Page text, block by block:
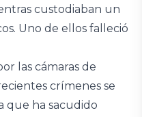
custodiaban un
Uno de ellos falleció
las cámaras de
crímenes se
que ha sacudido